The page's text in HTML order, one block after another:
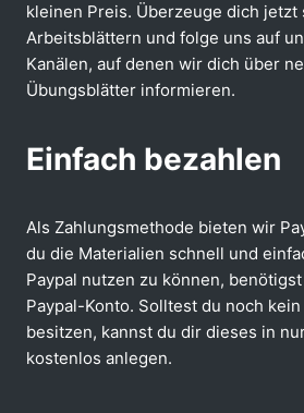
kleinen Preis. Überzeuge dich jetzt
Arbeitsblättern und folge uns auf
Kanälen, auf denen wir dich über
Übungsblätter informieren.
Einfach bezahlen
Als Zahlungsmethode bieten wir
du die Materialien schnell und
Paypal nutzen zu können,
Paypal-Konto. Solltest du noch
besitzen, kannst du dir dieses in
kostenlos anlegen.